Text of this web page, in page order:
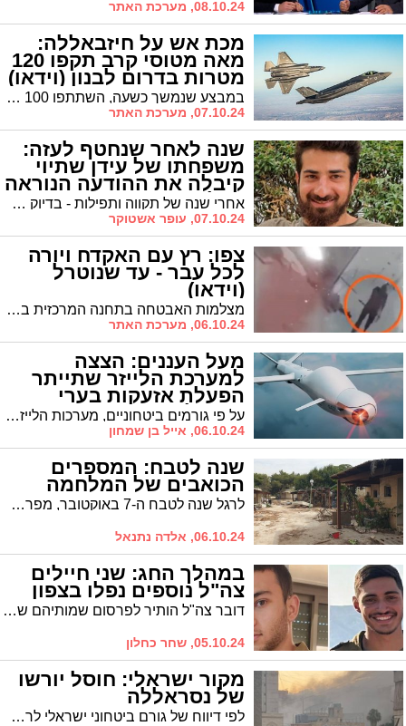
08.10.24, מערכת האתר
מכת אש על חיזבאללה:
מאה מטוסי קרב תקפו 120
מטרות בדרום לבנון (וידאו)
במבצע שנמשך כשעה, השתתפו 100 מטוסי קרב אשר תקפו למעלה מ-120 מטרות המזוהות עם הארגון השיעי.
07.10.24, מערכת האתר
שנה לאחר שנחטף לעזה:
משפחתו של עידן שתיוי
קיבלה את ההודעה הנוראה
מכל אחרי שנה של תקווה ותפילות - בדיוק שנה לטבח השבעה באוקטובר, משפחתו של החטוף עידן שתיוי מקבלת את ההודעה הקשה מכל. עידן נרצח ב-7.10 וגופתו מוחזקת בעזה
07.10.24, עופר אשטוקר
צפו: רץ עם האקדח ויורה
לכל עבר - עד שנוטרל
(וידאו)
מצלמות האבטחה בתחנה המרכזית בבאר שבע תיעדו את הפיגוע שבו נרצחה צעירה כבת 20 ו-13 נפצעו. בסרטון נראה המחבל רץ כשהוא אוחז באקדח שלוף ויורה לכל עבר.
06.10.24, מערכת האתר
מעל העננים: הצצה
למערכת הלייזר שתייתר
הפעלת אזעקות בערי
ישראל (וידאו) על פי גורמים ביטחוניים, מערכות הלייזר ליירוט טילים יהפכו מבצעיות בתוך כשנה. הגרסה האווירית, שמפותחת על ידי חברת אלביט, תאפשר לישראל להשתמש בלייזרים נגד רקטות מעל לכיסוי העננים – ובשטח אויב במקום בשמי ישראל ובכך ייתרו את הצורך בהפעלת האזעקות
06.10.24, אייל בן שמחון
שנה לטבח: המספרים
הכואבים של המלחמה
לרגל שנה לטבח ה-7 באוקטובר, מפרסם הביטוח הלאומי נתונים מצמררים החושפים את עוצמת הפגיעה בחברה הישראלית בעקבות השנה הקשה שעברה על המדינה.
06.10.24, אלדה נתנאל
במהלך החג: שני חיילים
צה"ל נוספים נפלו בצפון
דובר צה"ל הותיר לפרסום שמותיהם של עוד שני חיילי צה"ל שנפלו בקרב במלחמה בצפון. הודעה נמסרה למשפחות
05.10.24, שחר כחלון
מקור ישראלי: חוסל יורשו
של נסראללה
לפי דיווח של גורם ביטחוני ישראלי לרשת סקיי ניוז בערבית, האשם ספי א-דין, שנחשב ליורשו של מנהיג חיזבאללה חסן נסראללה, חוסל בתקיפה שהתרחשה אתמול. במהלך החג והשבת: כ-800 שיגורים מלבנון ליישובי הצפון